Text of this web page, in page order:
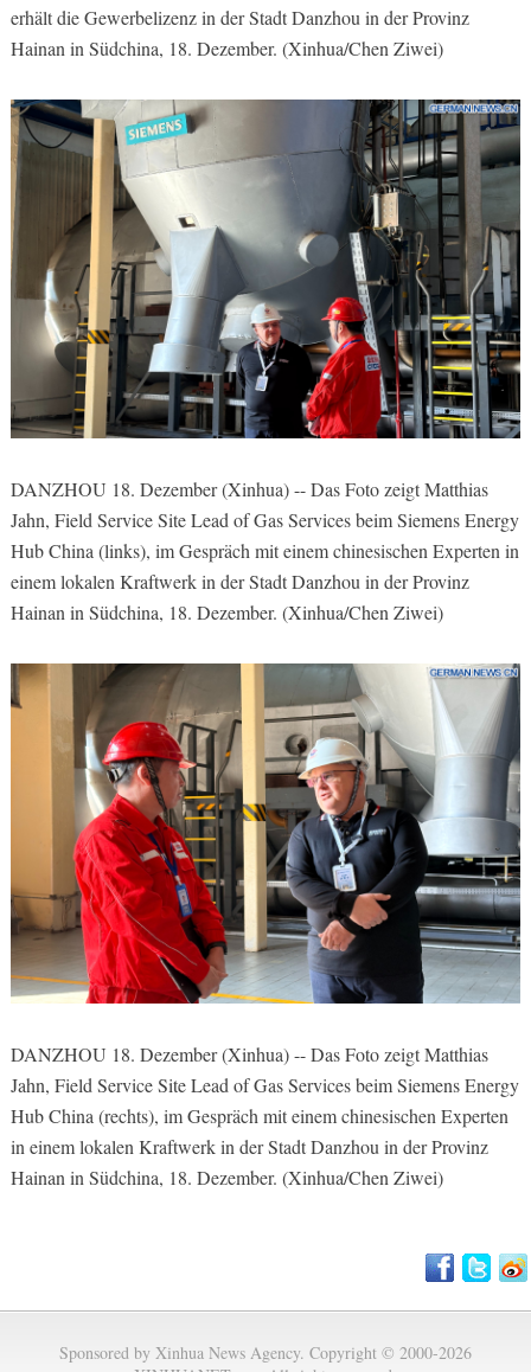
erhält die Gewerbelizenz in der Stadt Danzhou in der Provinz
Hainan in Südchina, 18. Dezember. (Xinhua/Chen Ziwei)
DANZHOU 18. Dezember (Xinhua) -- Das Foto zeigt Matthias
Jahn, Field Service Site Lead of Gas Services beim Siemens Energy
Hub China (links), im Gespräch mit einem chinesischen Experten in
einem lokalen Kraftwerk in der Stadt Danzhou in der Provinz
Hainan in Südchina, 18. Dezember. (Xinhua/Chen Ziwei)
DANZHOU 18. Dezember (Xinhua) -- Das Foto zeigt Matthias
Jahn, Field Service Site Lead of Gas Services beim Siemens Energy
Hub China (rechts), im Gespräch mit einem chinesischen Experten
in einem lokalen Kraftwerk in der Stadt Danzhou in der Provinz
Hainan in Südchina, 18. Dezember. (Xinhua/Chen Ziwei)
Sponsored by Xinhua News Agency. Copyright © 2000-2026